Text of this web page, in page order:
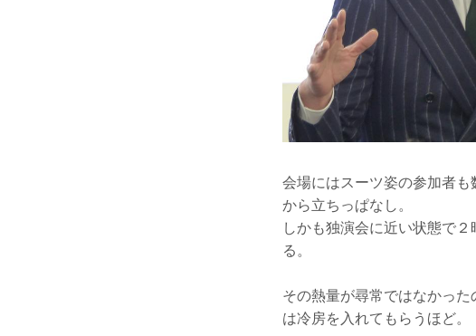
会場にはスーツ姿の参加者
から立ちっぱなし。
しかも独演会に近い状態で
る。
その熱量が尋常ではなかっ
は冷房を入れてもらうほど。